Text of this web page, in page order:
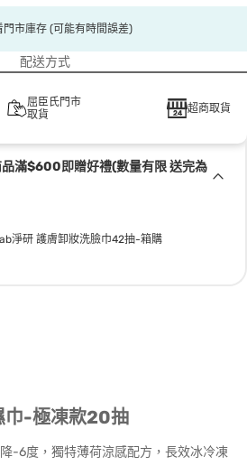
門市庫存 (可能有時間誤差)
配送方式
屈臣氏門市
取貨
超商取貨
滿$600即贈好禮(數量有限 送完為
淨研 護膚卸妝洗臉巾42抽-箱購
巾-極凍款20抽
降-6度，獨特薄荷涼感配方，長效冰冷凍